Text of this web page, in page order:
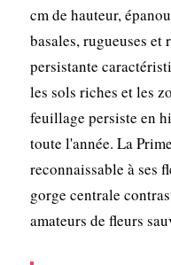
cm de hauteur,
basales, rugueuses et
persistante
les sols riches et les
feuillage persiste en
toute l'année. La
reconnaissable à ses
gorge centrale
amateurs de fleurs